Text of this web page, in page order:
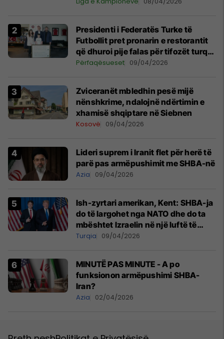
Presidenti i Federatës Turke të
Futbollit pret pronarin e restorantit
që dhuroi pije falas për tifozët turq
në Prishtinë
Përfaqësueset 09/04/2026
Zviceranët mbledhin pesë mijë
nënshkrime, ndalojnë ndërtimin e
xhamisë shqiptare në Siebnen
Kosovë 09/04/2026
Lideri suprem i Iranit flet për herë të
parë pas armëpushimit me SHBA-në
Azia 09/04/2026
Ish-zyrtari amerikan, Kent: SHBA-ja
do të largohet nga NATO dhe do ta
mbështet Izraelin në një luftë të
mundshme me Turqinë në Siri
Turqia 09/04/2026
MINUTË PAS MINUTE - A po
funksionon armëpushimi SHBA-
Iran?
Azia 02/04/2026